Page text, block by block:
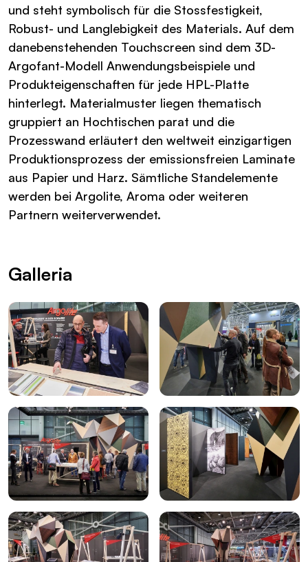
und steht symbolisch für die Stossfestigkeit,
Robust- und Langlebigkeit des Materials. Auf dem
danebenstehenden Touchscreen sind dem 3D-
Argofant-Modell Anwendungsbeispiele und
Produkteigenschaften für jede HPL-Platte
hinterlegt. Materialmuster liegen thematisch
gruppiert an Hochtischen parat und die
Prozesswand erläutert den weltweit einzigartigen
Produktionsprozess der emissionsfreien Laminate
aus Papier und Harz. Sämtliche Standelemente
werden bei Argolite, Aroma oder weiteren
Partnern weiterverwendet.
Galleria